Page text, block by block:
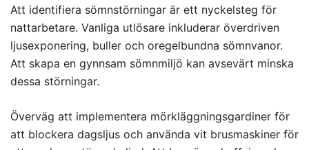
Att identifiera sömnstörningar är ett nyckelsteg för
nattarbetare. Vanliga utlösare inkluderar överdriven
ljusexponering, buller och oregelbundna sömnvanor.
Att skapa en gynnsam sömnmiljö kan avsevärt minska
dessa störningar.
Överväg att implementera mörkläggningsgardiner för
att blockera dagsljus och använda vit brusmaskiner för